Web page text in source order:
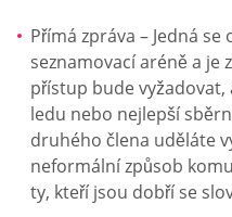
Přímá zpráva – Jedná
seznamovací aréně a je
přístup bude
ledu nebo nejlepší
druhého člena uděláte
neformální způsob
ty, kteří jsou dobří se